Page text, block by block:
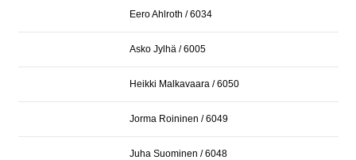
Eero Ahlroth / 6034
Asko Jylhä / 6005
Heikki Malkavaara / 6050
Jorma Roininen / 6049
Juha Suominen / 6048